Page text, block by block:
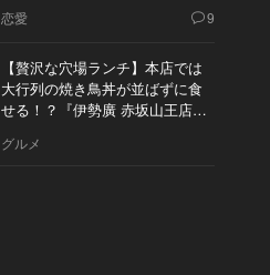
恋愛 9
【贅沢な穴場ランチ】本店では
大行列の焼き鳥丼が並ばずに食
せる！？『伊勢廣 赤坂山王店』
グルメ